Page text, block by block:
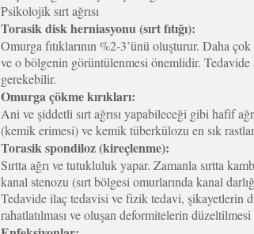
Psikolojik sırt ağrısı
Torasik disk herniasyonu (sırt fıtığı):
Omurga fıtıklarının %2-3’ünü oluşturur. Daha
ve o bölgenin görüntülenmesi önemlidir.
gerekebilir.
Omurga çökme kırıkları:
Ani ve şiddetli sırt ağrısı yapabileceği gibi hafif
(kemik erimesi) ve kemik tüberkülozu en sık
Torasik spondiloz (kireçlenme):
Sırtta ağrı ve tutukluluk yapar. Zamanla sırtta
kanal stenozu (sırt bölgesi omurlarında kanal
Tedavide ilaç tedavisi ve fizik tedavi, şikayetlerin
rahatlatılması ve oluşan deformitelerin